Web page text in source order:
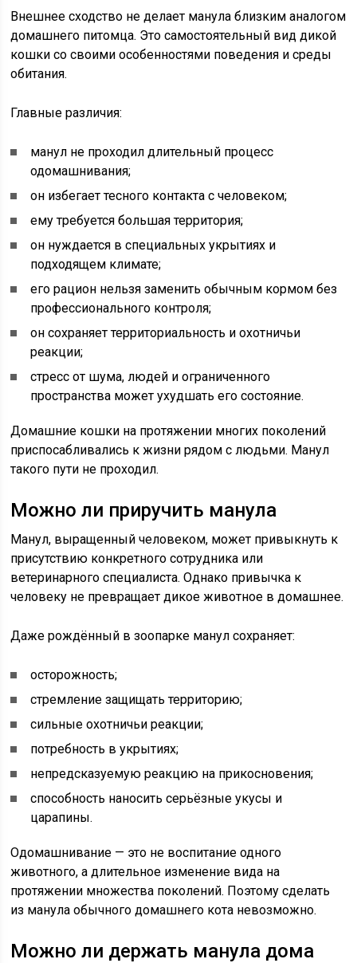
Внешнее сходство не делает манула близким аналогом
домашнего питомца. Это самостоятельный вид дикой
кошки со своими особенностями поведения и среды
обитания.
Главные различия:
манул не проходил длительный процесс
одомашнивания;
он избегает тесного контакта с человеком;
ему требуется большая территория;
он нуждается в специальных укрытиях и
подходящем климате;
его рацион нельзя заменить обычным кормом без
профессионального контроля;
он сохраняет территориальность и охотничьи
реакции;
стресс от шума, людей и ограниченного
пространства может ухудшать его состояние.
Домашние кошки на протяжении многих поколений
приспосабливались к жизни рядом с людьми. Манул
такого пути не проходил.
Можно ли приручить манула
Манул, выращенный человеком, может привыкнуть к
присутствию конкретного сотрудника или
ветеринарного специалиста. Однако привычка к
человеку не превращает дикое животное в домашнее.
Даже рождённый в зоопарке манул сохраняет:
осторожность;
стремление защищать территорию;
сильные охотничьи реакции;
потребность в укрытиях;
непредсказуемую реакцию на прикосновения;
способность наносить серьёзные укусы и
царапины.
Одомашнивание — это не воспитание одного
животного, а длительное изменение вида на
протяжении множества поколений. Поэтому сделать
из манула обычного домашнего кота невозможно.
Можно ли держать манула дома